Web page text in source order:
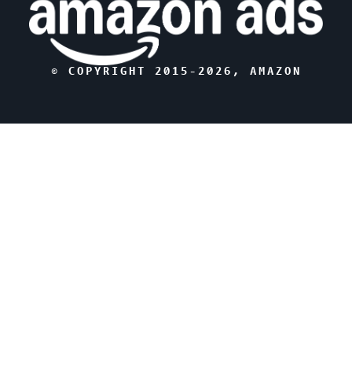
© COPYRIGHT 2015- 2026 , AMAZON